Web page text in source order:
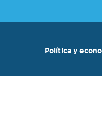
Política y